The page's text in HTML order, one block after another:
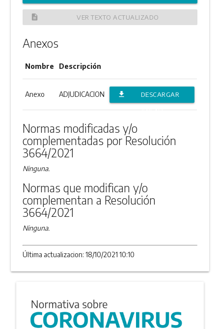
description VER TEXTO ACTUALIZADO
Anexos
Nombre Descripción
Anexo ADJUDICACION file_download
DESCARGAR
ANEXO
Normas modificadas y/o
complementadas por Resolución
3664/2021
Ninguna.
Normas que modifican y/o
complementan a Resolución
3664/2021
Ninguna.
Última actualizacion: 18/10/2021 10:10